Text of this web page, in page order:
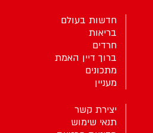
חדשות בעולם
בריאות
חרדים
ברוך דיין האמת
מתכונים
מעניין
יצירת קשר
תנאי שימוש